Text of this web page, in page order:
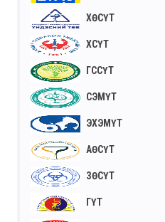
ХӨСҮТ
ХСҮТ
ГССҮТ
СЭМҮТ
ЭХЭМҮТ
АӨСҮТ
ЗӨСҮТ
ГҮТ